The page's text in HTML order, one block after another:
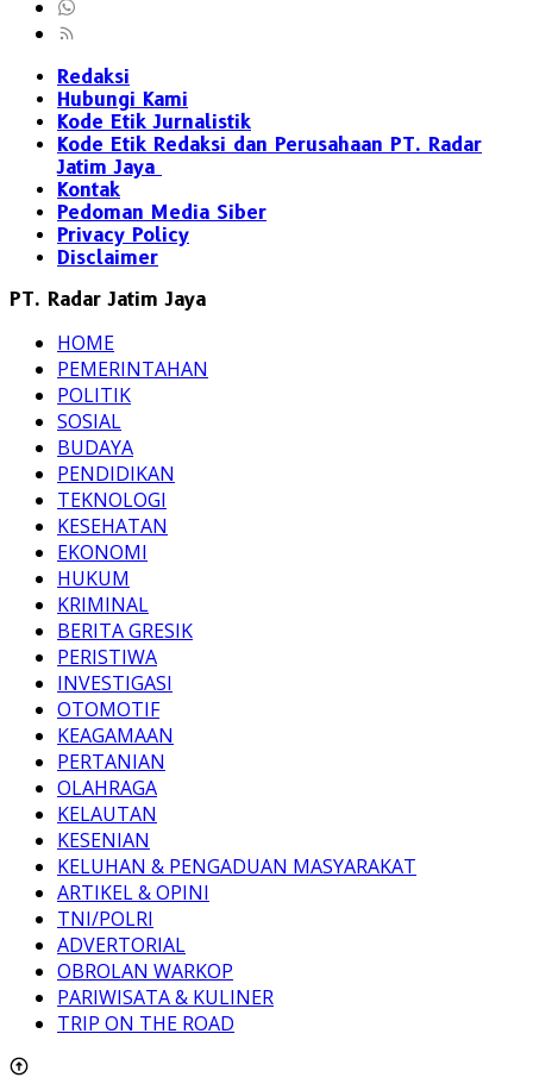
Redaksi
Hubungi Kami
Kode Etik Jurnalistik
Kode Etik Redaksi dan Perusahaan PT. Radar
Jatim Jaya
Kontak
Pedoman Media Siber
Privacy Policy
Disclaimer
PT. Radar Jatim Jaya
HOME
PEMERINTAHAN
POLITIK
SOSIAL
BUDAYA
PENDIDIKAN
TEKNOLOGI
KESEHATAN
EKONOMI
HUKUM
KRIMINAL
BERITA GRESIK
PERISTIWA
INVESTIGASI
OTOMOTIF
KEAGAMAAN
PERTANIAN
OLAHRAGA
KELAUTAN
KESENIAN
KELUHAN & PENGADUAN MASYARAKAT
ARTIKEL & OPINI
TNI/POLRI
ADVERTORIAL
OBROLAN WARKOP
PARIWISATA & KULINER
TRIP ON THE ROAD